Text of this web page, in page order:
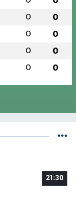
0 0
0 0
0 0
0 0
21:30